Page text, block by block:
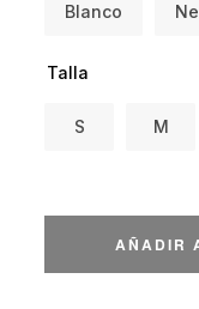
Blanco
Talla
S M
AÑADIR